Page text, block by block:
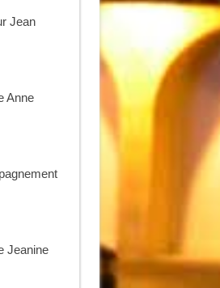
Jean
Anne
Jeanine